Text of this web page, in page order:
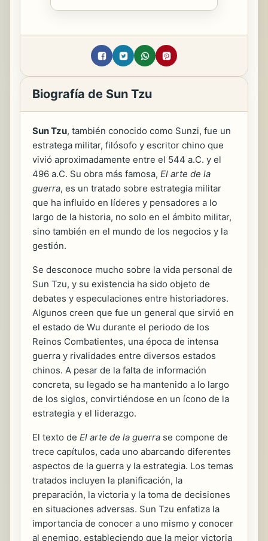
Biografía de Sun Tzu
Sun Tzu, también conocido como Sunzi, fue un
estratega militar, filósofo y escritor chino que
vivió aproximadamente entre el 544 a.C. y el
496 a.C. Su obra más famosa, El arte de la
guerra, es un tratado sobre estrategia militar
que ha influido en líderes y pensadores a lo
largo de la historia, no solo en el ámbito militar,
sino también en el mundo de los negocios y la
gestión.
Se desconoce mucho sobre la vida personal de
Sun Tzu, y su existencia ha sido objeto de
debates y especulaciones entre historiadores.
Algunos creen que fue un general que sirvió en
el estado de Wu durante el periodo de los
Reinos Combatientes, una época de intensa
guerra y rivalidades entre diversos estados
chinos. A pesar de la falta de información
concreta, su legado se ha mantenido a lo largo
de los siglos, convirtiéndose en un ícono de la
estrategia y el liderazgo.
El texto de El arte de la guerra se compone de
trece capítulos, cada uno abarcando diferentes
aspectos de la guerra y la estrategia. Los temas
tratados incluyen la planificación, la
preparación, la victoria y la toma de decisiones
en situaciones adversas. Sun Tzu enfatiza la
importancia de conocer a uno mismo y conocer
al enemigo, estableciendo que la mejor victoria